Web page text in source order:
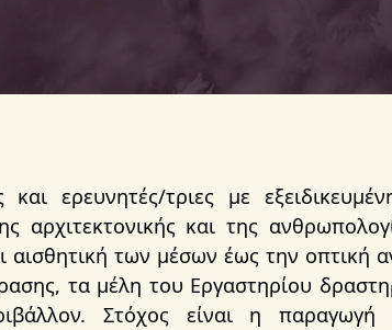
ερευνητές/τριες με
αρχιτεκτονικής και της
των μέσων έως την οπτική
τα μέλη του Εργαστηρίου
Στόχος είναι η παραγωγή